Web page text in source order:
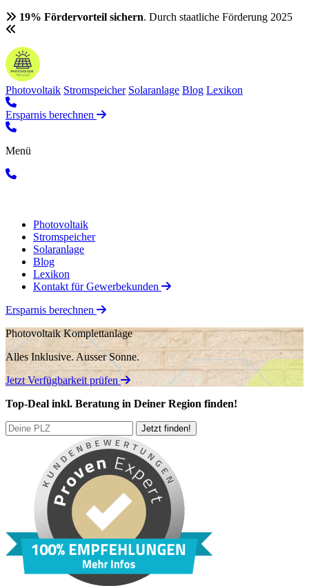
19% Fördervorteil sichern. Durch staatliche Förderung 2025
Photovoltaik Stromspeicher Solaranlage Blog Lexikon
Ersparnis berechnen
Menü
Photovoltaik
Stromspeicher
Solaranlage
Blog
Lexikon
Kontakt für Gewerbekunden
Ersparnis berechnen
Photovoltaik Komplettanlage
Alles Inklusive. Ausser Sonne.
Jetzt Verfügbarkeit prüfen
Top-Deal inkl. Beratung in Deiner Region finden!